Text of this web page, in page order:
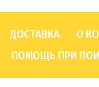
ДОСТАВКА О
ПОМОЩЬ ПРИ